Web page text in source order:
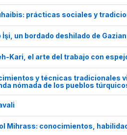
prácticas sociales y
İşi, un bordado deshilado de
Kari, el arte del trabajo con
y técnicas tradicionales
nómada de los pueblos
Mihrass: conocimientos,